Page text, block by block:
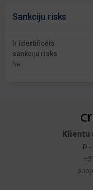
Sankciju risks
Ir identificēts
sankciju risks
Nē
Klientu
P